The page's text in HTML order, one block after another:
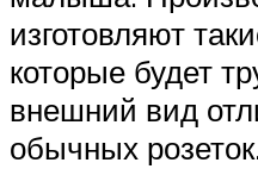
изготовляют
которые будет
внешний вид
обычных